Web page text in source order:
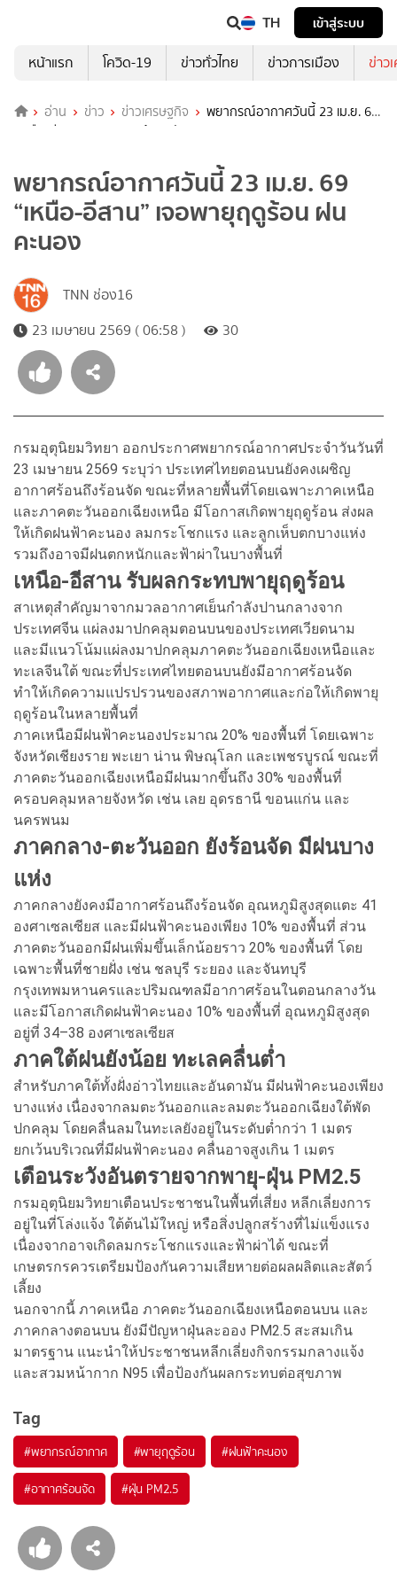
TH
เข้าสู่ระบบ
หน้าแรก
โควิด-19 ข่าวทั่วไทย ข่าวการเมือง ข่าว
อ่าน ข่าว ข่าวเศรษฐกิจ
พยากรณ์อากาศวันนี้ 23 เม.ย. 69
“เหนือ-อีสาน” เจอพายุฤดูร้อน ฝนคะนอง
พยากรณ์อากาศวันนี้ 23 เม.ย. 69
“เหนือ-อีสาน” เจอพายุฤดูร้อน ฝน
คะนอง
TNN ช่อง16
23 เมษายน 2569 ( 06:58 )
30
กรมอุตุนิยมวิทยา ออกประกาศพยากรณ์อากาศประจำวันวันที่
23 เมษายน 2569 ระบุว่า ประเทศไทยตอนบนยังคงเผชิญ
อากาศร้อนถึงร้อนจัด ขณะที่หลายพื้นที่โดยเฉพาะภาคเหนือ
และภาคตะวันออกเฉียงเหนือ มีโอกาสเกิดพายุฤดูร้อน ส่งผล
ให้เกิดฝนฟ้าคะนอง ลมกระโชกแรง และลูกเห็บตกบางแห่ง
รวมถึงอาจมีฝนตกหนักและฟ้าผ่าในบางพื้นที่
เหนือ-อีสาน รับผลกระทบพายุฤดูร้อน
สาเหตุสำคัญมาจากมวลอากาศเย็นกำลังปานกลางจาก
ประเทศจีน แผ่ลงมาปกคลุมตอนบนของประเทศเวียดนาม
และมีแนวโน้มแผ่ลงมาปกคลุมภาคตะวันออกเฉียงเหนือและ
ทะเลจีนใต้ ขณะที่ประเทศไทยตอนบนยังมีอากาศร้อนจัด
ทำให้เกิดความแปรปรวนของสภาพอากาศและก่อให้เกิดพายุ
ฤดูร้อนในหลายพื้นที่
ภาคเหนือมีฝนฟ้าคะนองประมาณ 20% ของพื้นที่ โดยเฉพาะ
จังหวัดเชียงราย พะเยา น่าน พิษณุโลก และเพชรบูรณ์ ขณะที่
ภาคตะวันออกเฉียงเหนือมีฝนมากขึ้นถึง 30% ของพื้นที่
ครอบคลุมหลายจังหวัด เช่น เลย อุดรธานี ขอนแก่น และ
นครพนม
ภาคกลาง-ตะวันออก ยังร้อนจัด มีฝนบาง
แห่ง
ภาคกลางยังคงมีอากาศร้อนถึงร้อนจัด อุณหภูมิสูงสุดแตะ 41
องศาเซลเซียส และมีฝนฟ้าคะนองเพียง 10% ของพื้นที่ ส่วน
ภาคตะวันออกมีฝนเพิ่มขึ้นเล็กน้อยราว 20% ของพื้นที่ โดย
เฉพาะพื้นที่ชายฝั่ง เช่น ชลบุรี ระยอง และจันทบุรี
กรุงเทพมหานครและปริมณฑลมีอากาศร้อนในตอนกลางวัน
และมีโอกาสเกิดฝนฟ้าคะนอง 10% ของพื้นที่ อุณหภูมิสูงสุด
อยู่ที่ 34–38 องศาเซลเซียส
ภาคใต้ฝนยังน้อย ทะเลคลื่นต่ำ
สำหรับภาคใต้ทั้งฝั่งอ่าวไทยและอันดามัน มีฝนฟ้าคะนองเพียง
บางแห่ง เนื่องจากลมตะวันออกและลมตะวันออกเฉียงใต้พัด
ปกคลุม โดยคลื่นลมในทะเลยังอยู่ในระดับต่ำกว่า 1 เมตร
ยกเว้นบริเวณที่มีฝนฟ้าคะนอง คลื่นอาจสูงเกิน 1 เมตร
เตือนระวังอันตรายจากพายุ-ฝุ่น PM2.5
กรมอุตุนิยมวิทยาเตือนประชาชนในพื้นที่เสี่ยง หลีกเลี่ยงการ
อยู่ในที่โล่งแจ้ง ใต้ต้นไม้ใหญ่ หรือสิ่งปลูกสร้างที่ไม่แข็งแรง
เนื่องจากอาจเกิดลมกระโชกแรงและฟ้าผ่าได้ ขณะที่
เกษตรกรควรเตรียมป้องกันความเสียหายต่อผลผลิตและสัตว์
เลี้ยง
นอกจากนี้ ภาคเหนือ ภาคตะวันออกเฉียงเหนือตอนบน และ
ภาคกลางตอนบน ยังมีปัญหาฝุ่นละออง PM2.5 สะสมเกิน
มาตรฐาน แนะนำให้ประชาชนหลีกเลี่ยงกิจกรรมกลางแจ้ง
และสวมหน้ากาก N95 เพื่อป้องกันผลกระทบต่อสุขภาพ
Tag
#พยากรณ์อากาศ #พายุฤดูร้อน #ฝนฟ้าคะนอง
#อากาศร้อนจัด #ฝุ่น PM2.5